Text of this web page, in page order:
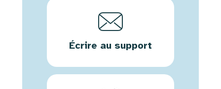
Écrire au support